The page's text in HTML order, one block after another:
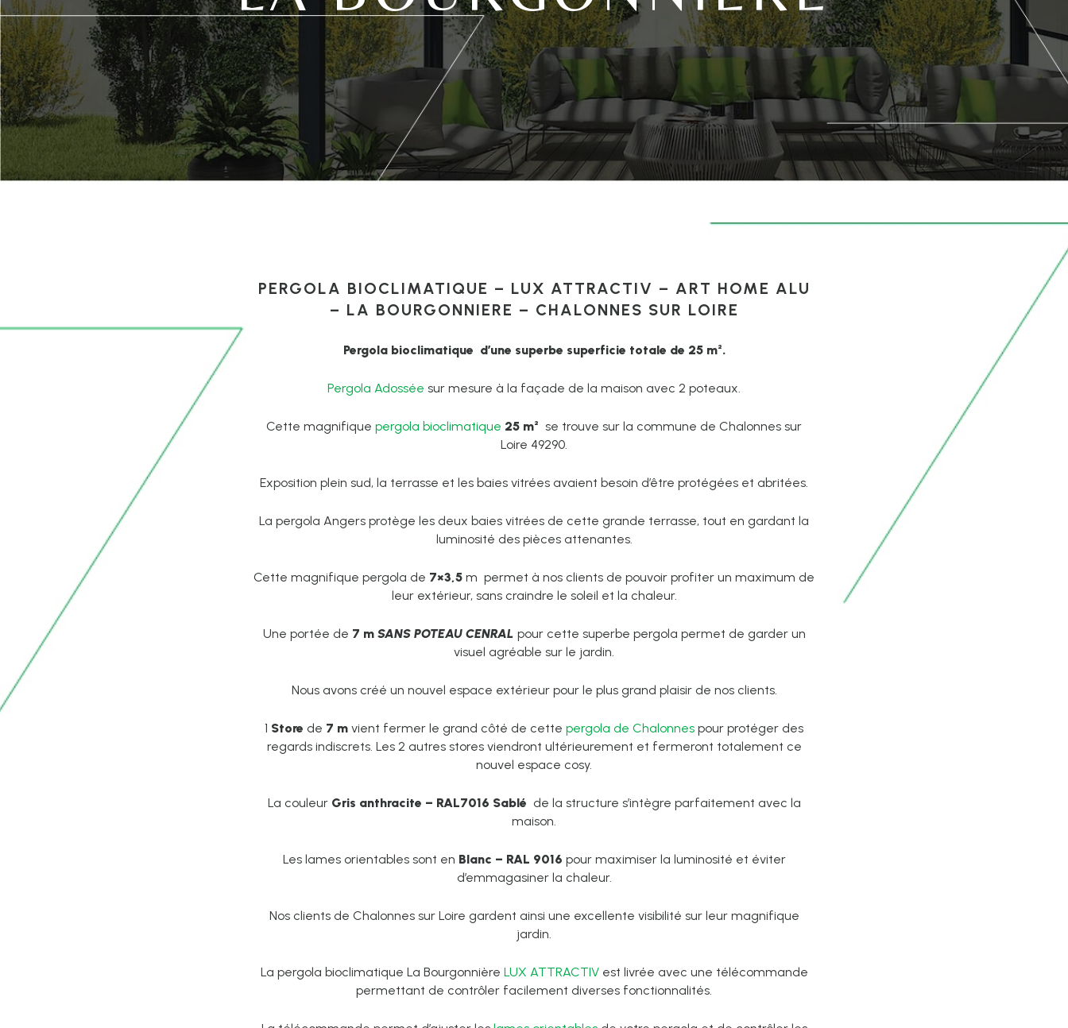
PERGOLA BIOCLIMATIQUE – LUX ATTRACTIV – ART HOME ALU
– LA BOURGONNIERE – CHALONNES SUR LOIRE
Pergola bioclimatique d’une superbe superficie totale de 25 m².
Pergola Adossée sur mesure à la façade de la maison avec 2 poteaux.
Cette magnifique pergola bioclimatique 25 m² se trouve sur la commune de Chalonnes sur
Loire 49290.
Exposition plein sud, la terrasse et les baies vitrées avaient besoin d’être protégées et abritées.
La pergola Angers protège les deux baies vitrées de cette grande terrasse, tout en gardant la
luminosité des pièces attenantes.
Cette magnifique pergola de 7×3,5 m permet à nos clients de pouvoir profiter un maximum de
leur extérieur, sans craindre le soleil et la chaleur.
Une portée de 7 m SANS POTEAU CENRAL pour cette superbe pergola permet de garder un
visuel agréable sur le jardin.
Nous avons créé un nouvel espace extérieur pour le plus grand plaisir de nos clients.
1 Store de 7 m vient fermer le grand côté de cette pergola de Chalonnes pour protéger des
regards indiscrets. Les 2 autres stores viendront ultérieurement et fermeront totalement ce
nouvel espace cosy.
La couleur Gris anthracite – RAL7016 Sablé de la structure s’intègre parfaitement avec la
maison.
Les lames orientables sont en Blanc – RAL 9016 pour maximiser la luminosité et éviter
d’emmagasiner la chaleur.
Nos clients de Chalonnes sur Loire gardent ainsi une excellente visibilité sur leur magnifique
jardin.
La pergola bioclimatique La Bourgonnière LUX ATTRACTIVest livrée avec une télécommande
permettant de contrôler facilement diverses fonctionnalités.